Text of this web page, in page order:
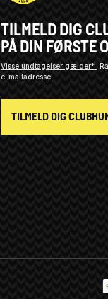
TILMELD DIG
PÅ DIN FØRSTE
Visse undtagelser gælder*
e-mailadresse.
TILMELD DIG